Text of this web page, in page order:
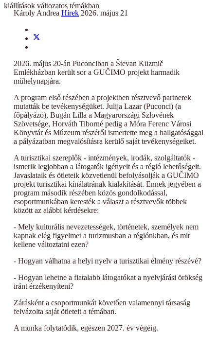
kiállítások változatos témákban
Károly Andrea Hírek 2026. május 21
2026. május 20-án Puconciban a Števan Küzmič
Emlékházban került sor a GUČIMO projekt harmadik
műhelynapjára.
A program első részében a projektben résztvevő partnerek
mutatták be tevékenységüket. Julija Lazar (Puconci) (a
főpályázó), Bugán Lilla a Magyarországi Szlovének
Szövetsége, Horváth Tiborné pedig a Móra Ferenc Városi
Könyvtár és Múzeum részéről ismertette meg a hallgatósággal
a pályázatban megvalósításra kerülő saját tevékenységeiket.
A turisztikai szereplők - intézmények, irodák, szolgáltatók -
ismerik legjobban a látogatók igényeit és a régió lehetőségeit.
Javaslataik és ötleteik közvetlenül befolyásolják a GUČIMO
projekt turisztikai kínálatrának kialakítását. Ennek jegyében a
program második részében közös gondolkodással,
csoportmunkában keresték a választ a résztvevők többek
között az alábbi kérdésekre:
- Mely kulturális nevezetességek, történetek, személyek nem
kapnak elég figyelmet a turizmusban a régiónkban, és mit
kellene változtatni ezen?
- Hogyan válhatna a helyi nyelv a turisztikai élmény részévé?
- Hogyan lehetne a fiatalabb látogatókat a nyelvjárási örökség
iránt érzékenyíteni?
Zárásként a csoportmunkát követően valamennyi társaság
felvázolta saját ötleteit a témában.
A munka folytatódik, egészen 2027. év végéig.